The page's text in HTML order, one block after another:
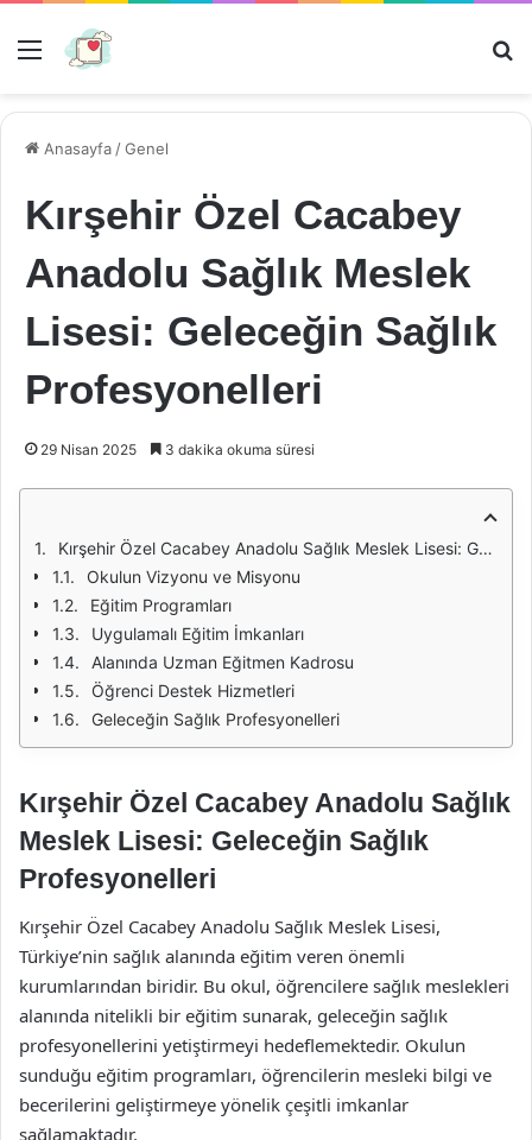
Menü
Anasayfa /Genel
Kırşehir Özel Cacabey
Anadolu Sağlık Meslek
Lisesi: Geleceğin Sağlık
Profesyonelleri
29 Nisan 2025 3 dakika okuma süresi
Kırşehir Özel Cacabey Anadolu Sağlık Meslek Lisesi: Geleceğin Sağlık Profesyonelleri
Okulun Vizyonu ve Misyonu
Eğitim Programları
Uygulamalı Eğitim İmkanları
Alanında Uzman Eğitmen Kadrosu
Öğrenci Destek Hizmetleri
Geleceğin Sağlık Profesyonelleri
Kırşehir Özel Cacabey Anadolu Sağlık
Meslek Lisesi: Geleceğin Sağlık
Profesyonelleri
Kırşehir Özel Cacabey Anadolu Sağlık Meslek Lisesi,
Türkiye’nin sağlık alanında eğitim veren önemli
kurumlarından biridir. Bu okul, öğrencilere sağlık meslekleri
alanında nitelikli bir eğitim sunarak, geleceğin sağlık
profesyonellerini yetiştirmeyi hedeflemektedir. Okulun
sunduğu eğitim programları, öğrencilerin mesleki bilgi ve
becerilerini geliştirmeye yönelik çeşitli imkanlar
sağlamaktadır.